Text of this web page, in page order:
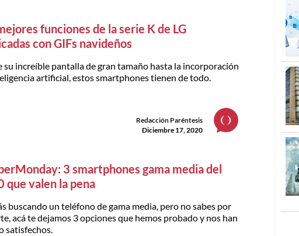
funciones de la serie K de LG
con GIFs navideños
su increíble pantalla de gran tamaño hasta la incorporación
artificial, estos smartphones tienen de todo.
Redacción Paréntesis
Diciembre 17, 2020
3 smartphones gama media del
que valen la pena
buscando un teléfono de gama media, pero no sabes por
acá te dejamos 3 opciones que hemos probado y nos han
satisfechos.